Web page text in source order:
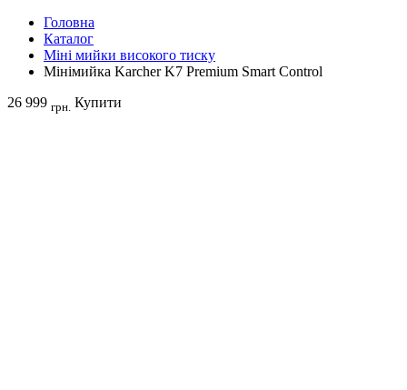
Головна
Каталог
Міні мийки високого тиску
Мінімийка Karcher K7 Premium Smart Control
26 999 грн. Купити